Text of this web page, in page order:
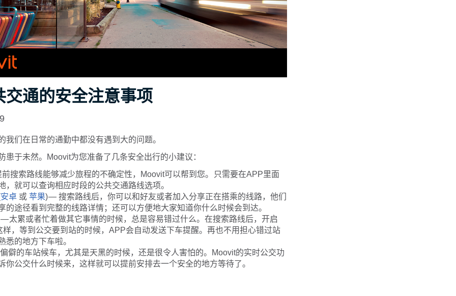
交通的安全注意事项
我们在日常的通勤中都没有遇到大的问题。
患于未然。Moovit为您准备了几条安全出行的小建议：
搜索路线能够减少旅程的不确定性，Moovit可以帮到您。 只需要在APP里面
，就可以查询相应时段的公共交通路线选项。
安卓 或 苹果) — 搜索路线后，你可以和好友或者加入分享正在搭乘的线路，他们
的途径看到完整的线路详情；还可以方便地大家知道你什么时候会到达。
— 太累或者忙着做其它事情的时候，总是容易错过什么。在搜索路线后，开启
样，等到公交要到站的时候，APP会自动发送下车提醒。再也不用担心错过站
悉的地方下车啦。
僻的车站候车，尤其是天黑的时候，还是很令人害怕的。Moovit的实时公交功
你公交什么时候来，这样就可以提前安排去一个安全的地方等待了。